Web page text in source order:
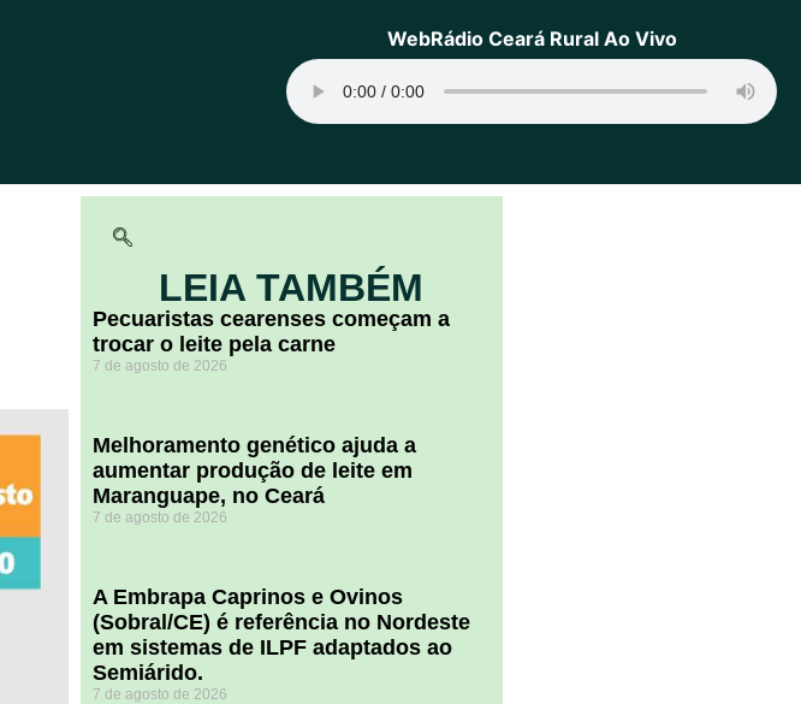
WebRádio Ceará Rural Ao Vivo
LEIA TAMBÉM
Pecuaristas cearenses começam a
trocar o leite pela carne
7 de agosto de 2026
Melhoramento genético ajuda a
aumentar produção de leite em
Maranguape, no Ceará
7 de agosto de 2026
A Embrapa Caprinos e Ovinos
(Sobral/CE) é referência no Nordeste
em sistemas de ILPF adaptados ao
Semiárido.
7 de agosto de 2026